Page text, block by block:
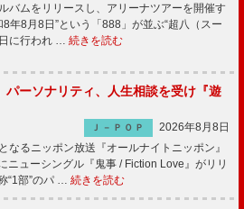
ムをリリースし、アリーナツアーを開催す
8月8日”という「888」が並ぶ“超八（スー
に行われ … 続きを読む
ーソナリティ、人生相談を受け『遊
Ｊ－ＰＯＰ
2026年8月8日
るニッポン放送『オールナイトニッポン』
ューシングル『鬼事 / Fiction Love』がリリ
“1部”のパ … 続きを読む